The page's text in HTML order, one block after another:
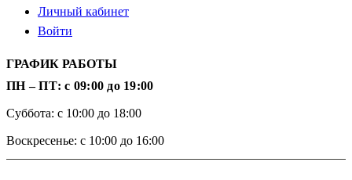
Личный кабинет
Войти
ГРАФИК РАБОТЫ
ПН – ПТ: с 09:00 до 19:00
Суббота: с 10:00 до 18:00
Воскресенье: с 10:00 до 16:00